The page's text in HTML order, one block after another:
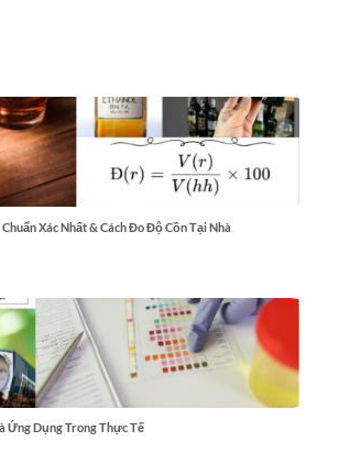
Xác Nhất & Cách Đo Độ Cồn Tại Nhà
Ứng Dụng Trong Thực Tế